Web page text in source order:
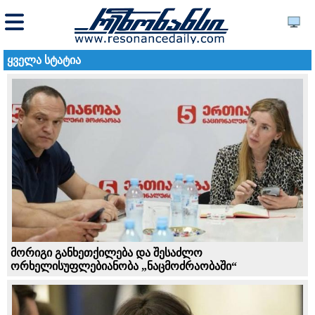
ყველა სტატია
მორიგი განხეთქილება და შესაძლო
ორხელისუფლებიანობა „ნაცმოძრაობაში“